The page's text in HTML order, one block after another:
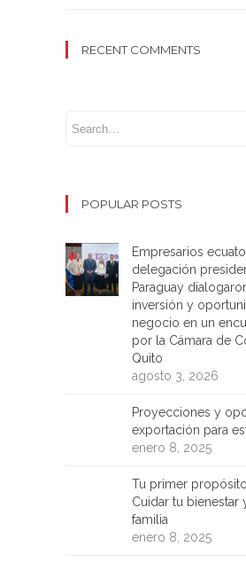
RECENT COMMENTS
POPULAR POSTS
Empresarios
delegación
Paraguay
inversión y
negocio en un
por la Cámara de
Quito
agosto 3, 2026
Proyecciones y
exportación para
enero 8, 2025
Tu primer
Cuidar tu bienestar
familia
enero 8, 2025